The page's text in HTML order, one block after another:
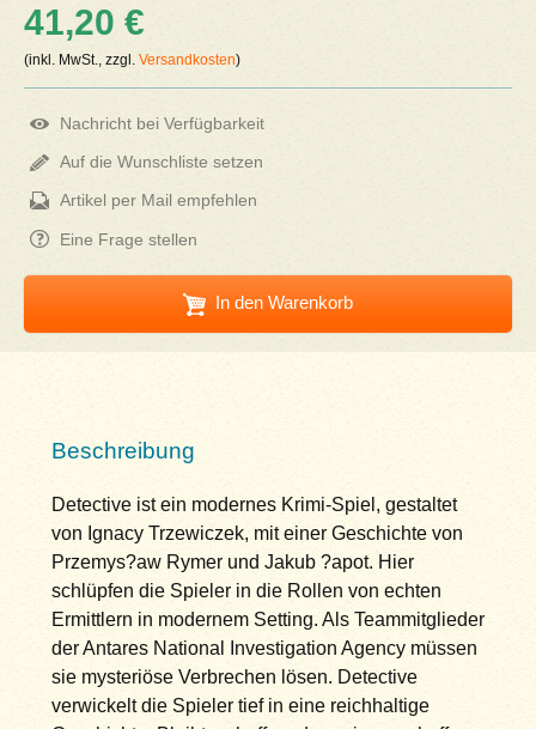
41,20 €
(inkl. MwSt., zzgl.Versandkosten)
Nachricht bei Verfügbarkeit
Auf die Wunschliste setzen
Artikel per Mail empfehlen
Eine Frage stellen
In den Warenkorb
Beschreibung
Detective ist ein modernes Krimi-Spiel, gestaltet
von Ignacy Trzewiczek, mit einer Geschichte von
Przemys?aw Rymer und Jakub ?apot. Hier
schlüpfen die Spieler in die Rollen von echten
Ermittlern in modernem Setting. Als Teammitglieder
der Antares National Investigation Agency müssen
sie mysteriöse Verbrechen lösen. Detective
verwickelt die Spieler tief in eine reichhaltige